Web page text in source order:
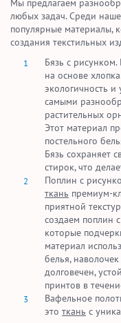
Мы предлагаем
любых задач. Среди
популярные материалы,
создания текстильных
Бязь с рисунком.
на основе
экологичность и
самыми
растительных
Этот материал
постельного
Бязь сохраняет
стирок, что
Поплин с
ткань премиум-
приятной
создаем поплин
которые
материал
белья,
долговечен,
принтов в
Вафельное
это ткань с